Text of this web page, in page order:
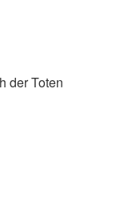
der Toten